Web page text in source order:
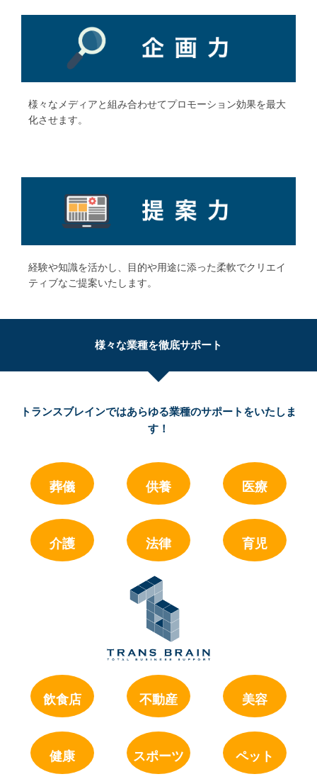
様々なメディアと組み合わせてプロモーション効果を最大
化させます。
経験や知識を活かし、目的や用途に添った柔軟でクリエイ
ティブなご提案いたします。
様々な業種を徹底サポート
トランスブレインではあらゆる業種のサポートをいたしま
す！
葬儀 供養 医療
介護 法律 育児
飲食店 不動産 美容
健康 スポーツ ペット